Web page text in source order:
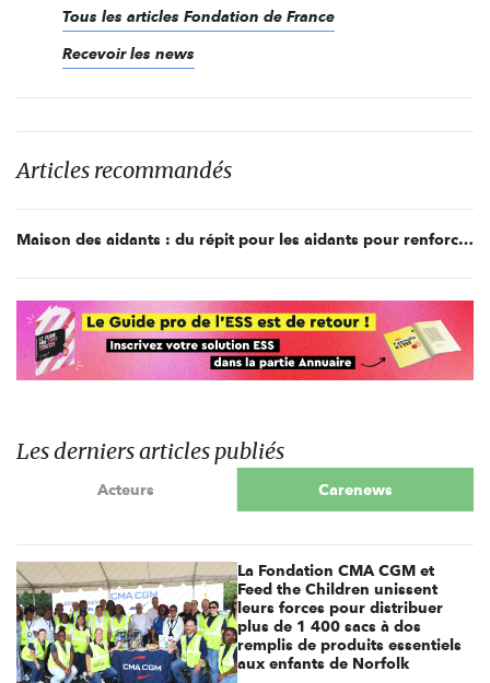
Tous les articles Fondation de France
Recevoir les news
Articles recommandés
Maison des aidants : du répit pour les aidants pour renforcer la relation avec les aidés
Les derniers articles publiés
Acteurs Carenews
La Fondation CMA CGM et
Feed the Children unissent
leurs forces pour distribuer
plus de 1 400 sacs à dos
remplis de produits essentiels
aux enfants de Norfolk